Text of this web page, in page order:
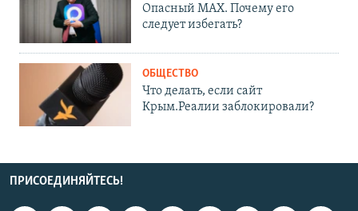
Опасный MAX. Почему его
следует избегать?
ОБЩЕСТВО
Что делать, если сайт
Крым.Реалии заблокировали?
ПРИСОЕДИНЯЙТЕСЬ!